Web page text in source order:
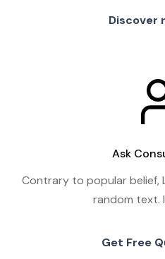
Discover
Ask
Contrary to popular belief,
random text.
Get Free